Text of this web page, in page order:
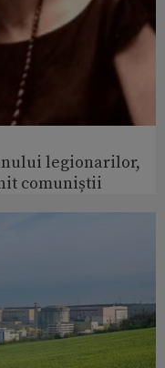
legionarilor,
comuniștii